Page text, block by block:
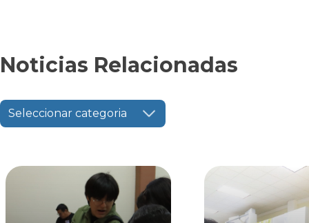
Noticias Relacionadas
Seleccionar categoria